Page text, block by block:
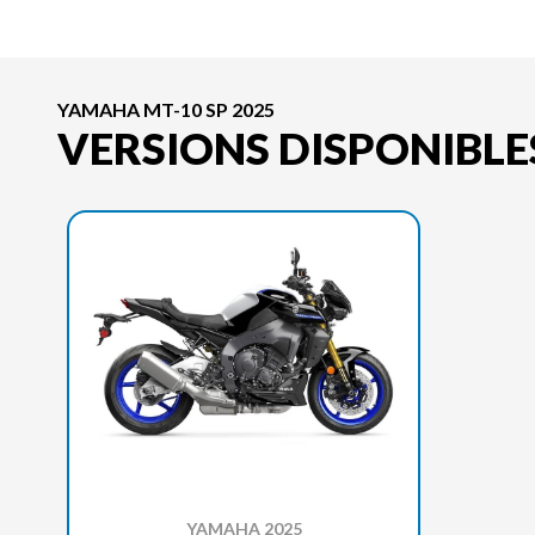
YAMAHA MT-10 SP 2025
VERSIONS
YAMAHA 2025